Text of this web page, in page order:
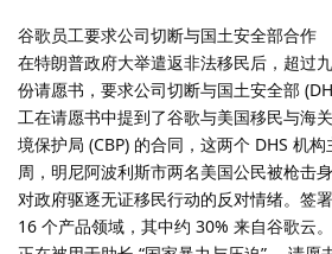
谷歌员工要求公司切断与国土安全部合作
在特朗普政府大举遣返非法移民后，超过
份请愿书，要求公司切断与国土安全部
工在请愿书中提到了谷歌与美国移民与海
境保护局 (CBP) 的合同，这两个 DHS 机
周，明尼阿波利斯市两名美国公民被枪击
对政府驱逐无证移民行动的反对情绪。签
16 个产品领域，其中约 30% 来自谷歌云